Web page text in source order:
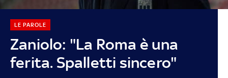
Zaniolo: "La Roma è una
ferita. Spalletti sincero"
LE PAROLE